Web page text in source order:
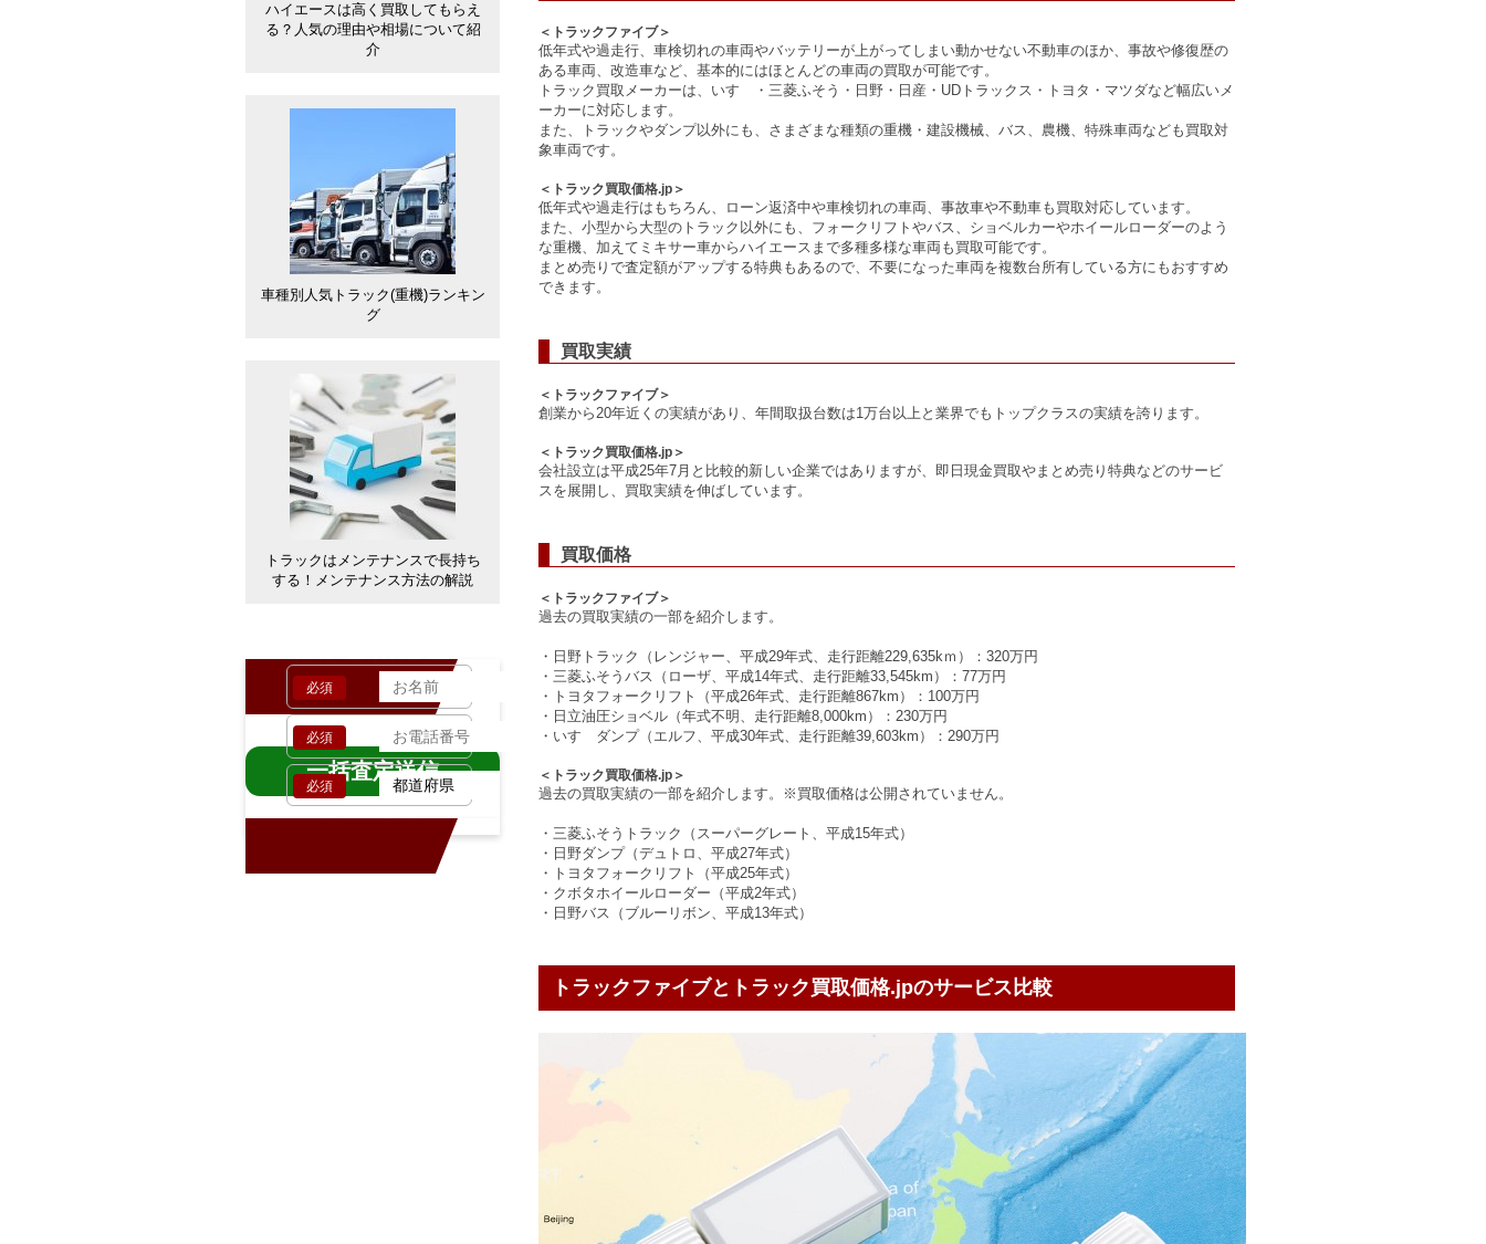
ハイエースは高く買取してもらえ
る？人気の理由や相場について紹
介
車種別人気トラック(重機)ランキン
グ
トラックはメンテナンスで長持ち
する！メンテナンス方法の解説
お客様の情報
必須
必須
必須
車両情報
一括査定送信
＜トラックファイブ＞
低年式や過走行、車検切れの車両やバッテリーが上がってしまい動かせない不動車のほか、事故や修復歴の
ある車両、改造車など、基本的にはほとんどの車両の買取が可能です。
トラック買取メーカーは、いすゞ・三菱ふそう・日野・日産・UDトラックス・トヨタ・マツダなど幅広いメ
ーカーに対応します。
また、トラックやダンプ以外にも、さまざまな種類の重機・建設機械、バス、農機、特殊車両なども買取対
象車両です。
＜トラック買取価格.jp＞
低年式や過走行はもちろん、ローン返済中や車検切れの車両、事故車や不動車も買取対応しています。
また、小型から大型のトラック以外にも、フォークリフトやバス、ショベルカーやホイールローダーのよう
な重機、加えてミキサー車からハイエースまで多種多様な車両も買取可能です。
まとめ売りで査定額がアップする特典もあるので、不要になった車両を複数台所有している方にもおすすめ
できます。
買取実績
＜トラックファイブ＞
創業から20年近くの実績があり、年間取扱台数は1万台以上と業界でもトップクラスの実績を誇ります。
＜トラック買取価格.jp＞
会社設立は平成25年7月と比較的新しい企業ではありますが、即日現金買取やまとめ売り特典などのサービ
スを展開し、買取実績を伸ばしています。
買取価格
＜トラックファイブ＞
過去の買取実績の一部を紹介します。
・日野トラック（レンジャー、平成29年式、走行距離229,635kｍ）：320万円
・三菱ふそうバス（ローザ、平成14年式、走行距離33,545km）：77万円
・トヨタフォークリフト（平成26年式、走行距離867km）：100万円
・日立油圧ショベル（年式不明、走行距離8,000km）：230万円
・いすゞダンプ（エルフ、平成30年式、走行距離39,603km）：290万円
＜トラック買取価格.jp＞
過去の買取実績の一部を紹介します。※買取価格は公開されていません。
・三菱ふそうトラック（スーパーグレート、平成15年式）
・日野ダンプ（デュトロ、平成27年式）
・トヨタフォークリフト（平成25年式）
・クボタホイールローダー（平成2年式）
・日野バス（ブルーリボン、平成13年式）
トラックファイブとトラック買取価格.jpのサービス比較